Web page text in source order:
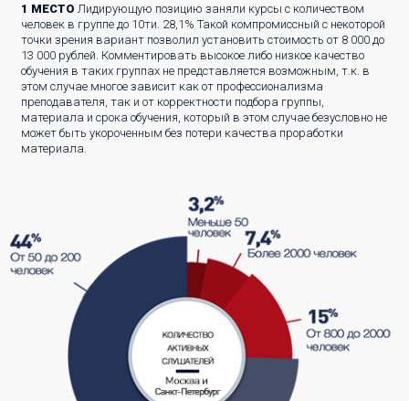
1 МЕСТО Лидирующую позицию заняли курсы с количеством
человек в группе до 10ти. 28,1% Такой компромиссный с некоторой
точки зрения вариант позволил установить стоимость от 8 000 до
13 000 рублей. Комментировать высокое либо низкое качество
обучения в таких группах не представляется возможным, т.к. в
этом случае многое зависит как от профессионализма
преподавателя, так и от корректности подбора группы,
материала и срока обучения, который в этом случае безусловно не
может быть укороченным без потери качества проработки
материала.